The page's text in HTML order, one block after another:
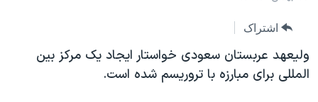
جهش
صفحه
اصلی
جهش
آمریکا
ورزشی
جدول برنامه ها
صفحه‌های ویژه
جام جهانی ۲۰۲۶
فرکانس‌های صدای آمریکا
اشتراک
وليعهد عربستان سعودی خواستار ايجاد يک مرکز بين
المللی برای مبارزه با تروريسم شده است.